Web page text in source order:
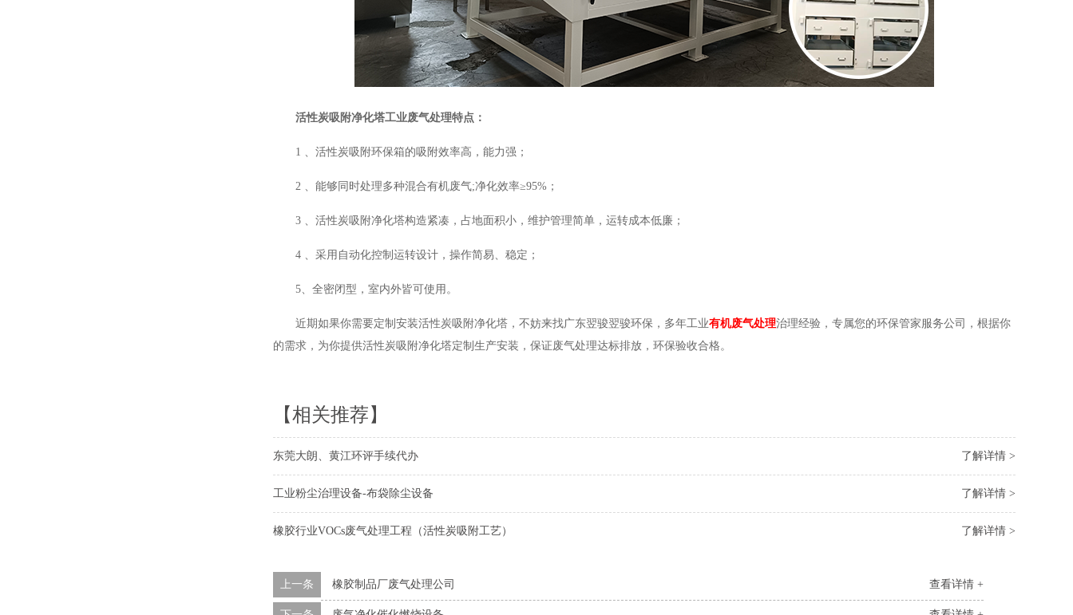
活性炭吸附净化塔工业废气处理特点：
1 、活性炭吸附环保箱的吸附效率高，能力强；
2 、能够同时处理多种混合有机废气;净化效率≥95%；
3 、活性炭吸附净化塔构造紧凑，占地面积小，维护管理简单，运转成本低廉；
4 、采用自动化控制运转设计，操作简易、稳定；
5、全密闭型，室内外皆可使用。
近期如果你需要定制安装活性炭吸附净化塔，不妨来找广东翌骏翌骏环保，多年工业有机废气处理治理经验，专属您的环保管家服务公司，根据你
的需求，为你提供活性炭吸附净化塔定制生产安装，保证废气处理达标排放，环保验收合格。
【相关推荐】
了解详情 >
东莞大朗、黄江环评手续代办
了解详情 >
工业粉尘治理设备-布袋除尘设备
了解详情 >
橡胶行业VOCs废气处理工程（活性炭吸附工艺）
查看详情 +
上一条 橡胶制品厂废气处理公司